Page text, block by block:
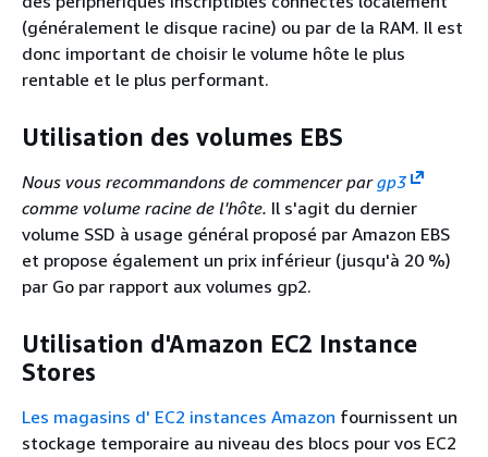
(généralement le disque racine) ou par de la RAM. Il est
donc important de choisir le volume hôte le plus
rentable et le plus performant.
Utilisation des volumes EBS
Nous vous recommandons de commencer pargp3
comme volume racine de l'hôte. Il s'agit du dernier
volume SSD à usage général proposé par Amazon EBS
et propose également un prix inférieur (jusqu'à 20 %)
par Go par rapport aux volumes gp2.
Utilisation d'Amazon EC2 Instance
Stores
Les magasins d' EC2 instances Amazon fournissent un
stockage temporaire au niveau des blocs pour vos EC2